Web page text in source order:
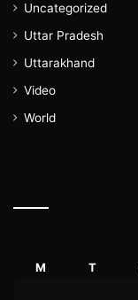
Uncategorized
Uttar Pradesh
Uttarakhand
Video
World
M T